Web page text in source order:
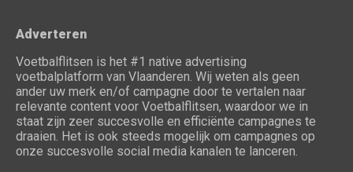
Adverteren
Voetbalflitsen is het #1 native advertising
voetbalplatform van Vlaanderen. Wij weten als geen
ander uw merk en/of campagne door te vertalen naar
relevante content voor Voetbalflitsen, waardoor we in
staat zijn zeer succesvolle en efficiënte campagnes te
draaien. Het is ook steeds mogelijk om campagnes op
onze succesvolle social media kanalen te lanceren.